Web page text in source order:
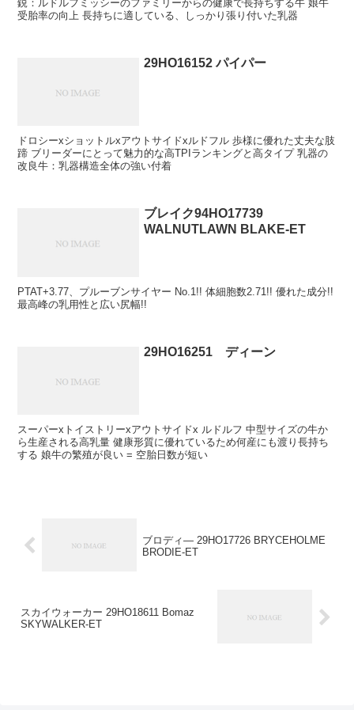
鋭：ルドルフミッシーのファミリーからの健康で長持ちする牛 娘牛
受胎率の向上 長持ちに適している、しっかり張り付いた乳器
29HO16152 パイパー
ドロシーxショットルxアウトサイドxルドフル 歩様に優れた丈夫な肢
蹄 ブリーダーにとって魅力的な高TPIランキングと高タイプ 乳器の
改良牛：乳器構造全体の強い付着
ブレイク94HO17739
WALNUTLAWN BLAKE-ET
PTAT+3.77、プルーブンサイヤー No.1!! 体細胞数2.71!! 優れた成分!!
最高峰の乳用性と広い尻幅!!
29HO16251 ディーン
スーパーxトイストリーxアウトサイドx ルドルフ 中型サイズの牛か
ら生産される高乳量 健康形質に優れているため何産にも渡り長持ち
する 娘牛の繁殖が良い = 空胎日数が短い
ブロディ― 29HO17726 BRYCEHOLME
BRODIE-ET
スカイウォーカー 29HO18611 Bomaz
SKYWALKER-ET